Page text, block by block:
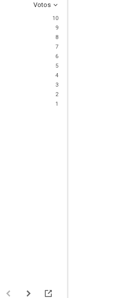
Votos
10
9
8
7
6
5
4
3
2
1